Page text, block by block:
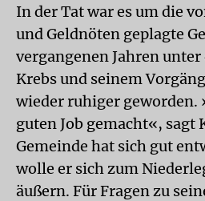
In der Tat war es um die
und Geldnöten geplagte
vergangenen Jahren
Krebs und seinem
wieder ruhiger geworden.
guten Job gemacht«, sagt
Gemeinde hat sich gut
wolle er sich zum
äußern. Für Fragen zu